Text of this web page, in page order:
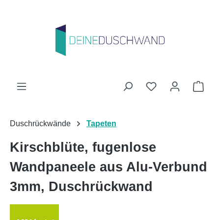
Du hast 0
Duschrückwände Tapeten
Kirschblüte, fugenlose
Wandpaneele aus Alu-Verbund
3mm, Duschrückwand